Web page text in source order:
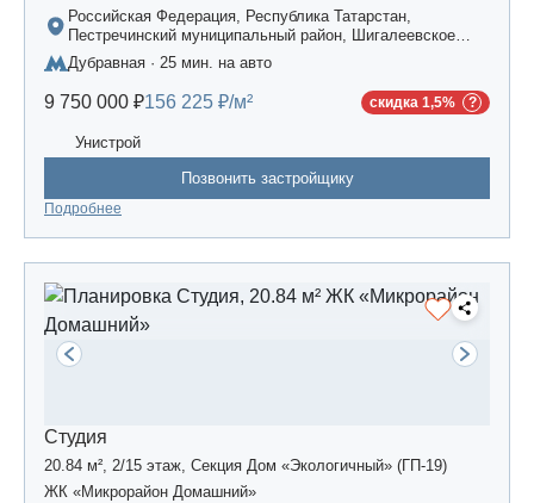
Российская Федерация, Республика Татарстан,
Пестречинский муниципальный район, Шигалеевское
сельское поселение, жилой комплекс «Усадьба
Царево-2», дом 3
Дубравная · 25 мин. на авто
9 750 000 ₽156 225 ₽/м² скидка 1,5%
Унистрой
Позвонить застройщику
Подробнее
Студия
20.84 м², 2/15 этаж, Секция Дом «Экологичный» (ГП-19)
ЖК «Микрорайон Домашний»